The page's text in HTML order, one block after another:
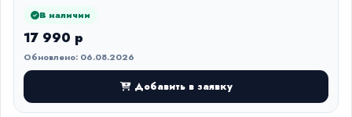
В наличии
17 990 р
Обновлено: 06.08.2026
Добавить в заявку